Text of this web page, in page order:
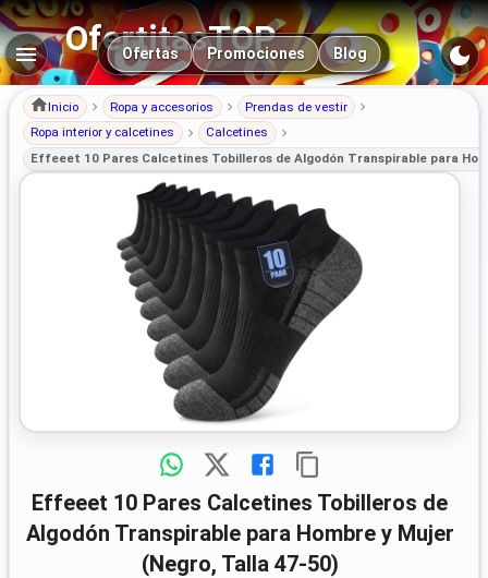
OfertitasTOP
Navegación principal
Ofertas Promociones Blog
Inicio Ropa y accesorios
Prendas de vestir
Ropa interior y calcetines
Calcetines
Effeeet 10 Pares Calcetines Tobilleros de Algodón Transpirable para
Effeeet 10 Pares Calcetines Tobilleros de
Algodón Transpirable para Hombre y Mujer
(Negro, Talla 47-50)